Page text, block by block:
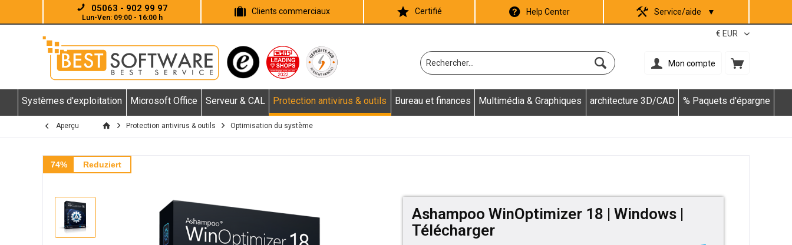
05063 - 902 99 97
Lun-Ven: 09:00 - 16:00 h
Clients commerciaux Certifié Help Center Service/aide ▼
Mon compte
Systèmes d'exploitation Microsoft Office Serveur & CAL Protection antivirus & outils Bureau et finances Multimédia & Graphiques architecture 3D/CAD % Paquets d'épargne
Aperçu Protection antivirus & outils Optimisation du système
74% Reduziert
Ashampoo WinOptimizer 18 | Windows |
Télécharger